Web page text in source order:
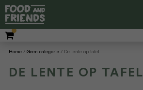
Home Geen categorie De lente op tafel
DE LENTE OP TAFEL